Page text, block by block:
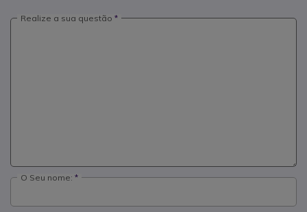
Realize a sua questão
O Seu nome: